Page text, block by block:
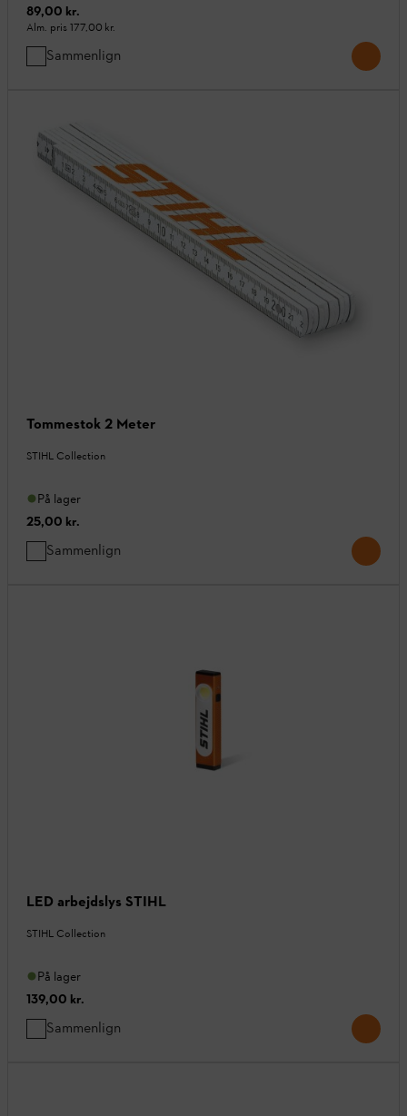
89,00 kr.
Alm. pris 177,00 kr.
Sammenlign
Tommestok 2 Meter
STIHL Collection
På lager
25,00 kr.
Sammenlign
LED arbejdslys STIHL
STIHL Collection
På lager
139,00 kr.
Sammenlign